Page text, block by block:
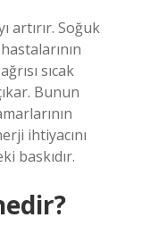
artırır. Soğuk
sıcak
Bunun
ihtiyacını
baskıdır.